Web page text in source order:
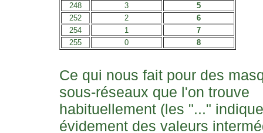
248
3
5
252
2
6
254
1
7
255
0 8
Ce qui nous fait pour des
sous-réseaux que l'on trouve
habituellement (les "..."
évidement des valeurs